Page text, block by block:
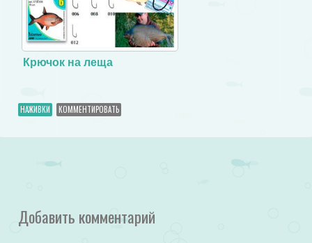
Крючок на леща
НАЖИВКИ КОММЕНТИРОВАТЬ
Добавить комментарий